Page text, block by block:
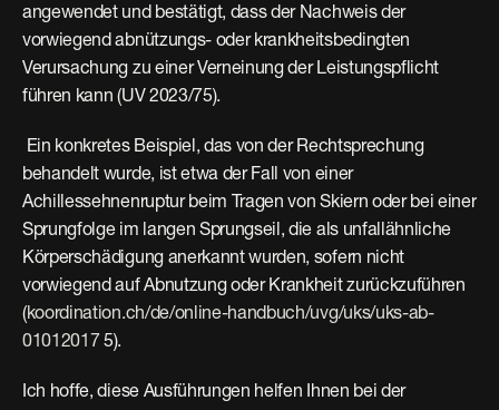
angewendet und bestätigt, dass der Nachweis der
vorwiegend abnützungs- oder krankheitsbedingten
Verursachung zu einer Verneinung der Leistungspflicht
führen kann (UV 2023/75).
behandelt wurde, ist etwa der Fall von einer
Achillessehnenruptur beim Tragen von Skiern oder bei einer
Sprungfolge im langen Sprungseil, die als unfallähnliche
Körperschädigung anerkannt wurden, sofern nicht
vorwiegend auf Abnutzung oder Krankheit zurückzuführen
(koordination.ch/de/online-handbuch/uvg/uks/uks-ab-
01012017 5).
Ich hoffe, diese Ausführungen helfen Ihnen bei der